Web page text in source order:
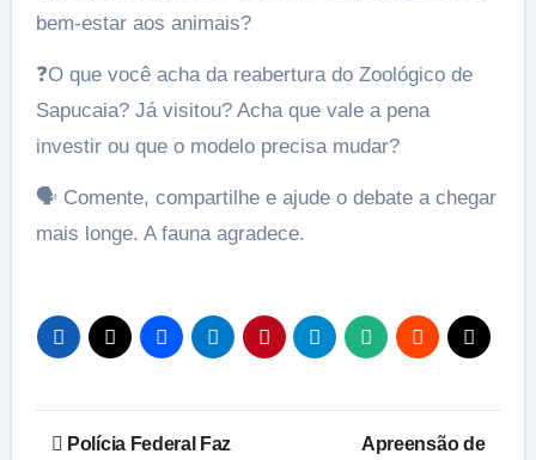
bem-estar aos animais?
❓O que você acha da reabertura do Zoológico de
Sapucaia? Já visitou? Acha que vale a pena
investir ou que o modelo precisa mudar?
🗣️ Comente, compartilhe e ajude o debate a chegar
mais longe. A fauna agradece.
Navegação
Polícia Federal Faz
Apreensão de